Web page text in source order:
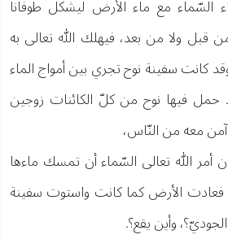
السّماء مع ماء الأرض ليشكل طوفاناً
قبل ولا من بعد، فيهلك الله تعالى به
كانت سفينة نوح تجري بين أمواج الماء
حمل فيها نوح من كلّ الكائنات زوجين
معه من النّاس،
أمر الله تعالى السّماء أن تمسك ماءها
فعادت الأرض كما كانت واستوت سفينة
وأين يقع؟.